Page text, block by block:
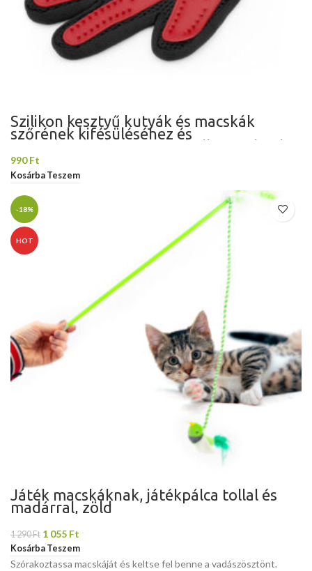
Szilikon kesztyű kutyák és macskák
szőrének kifésüléséhez és
Domestico
990Ft
Kosárba Teszem
-18%
HOT
Játék macskáknak, játékpálca tollal és
madárral, zöld
1 290Ft 1 055 Ft
Kosárba Teszem
Szórakoztassa macskáját és keltse fel benne a vadászösztönt.